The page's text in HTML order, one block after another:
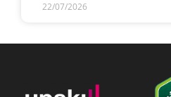
22/07/2026